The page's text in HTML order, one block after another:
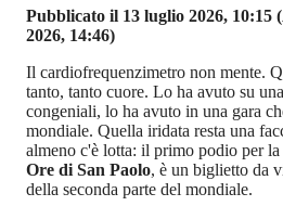
Pubblicato il 13 luglio 2026, 10:15
2026, 14:46)
Il cardiofrequenzimetro non mente.
tanto, tanto cuore. Lo ha avuto su
congeniali, lo ha avuto in una gara
mondiale. Quella iridata resta una
almeno c'è lotta: il primo podio per la
Ore di San Paolo, è un biglietto da
della seconda parte del mondiale.